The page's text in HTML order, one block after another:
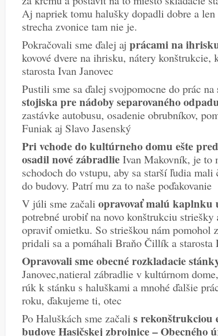
Aj napriek tomu halušky dopadli dobre a
strecha zvonice tam nie je.
Pokračovali sme ďalej aj prácami na
kovové dvere na ihrisku, nátery konštrukcie,
starosta Ivan Janovec
Pustili sme sa ďalej svojpomocne do prác na
stojiska pre nádoby separovaného
zastávke autobusu, osadenie obrubníkov,
Funiak aj Slavo Jasenský
Pri vchode do kultúrneho domu ešte
osadil nové zábradlieIvan Makovník, je to
schodoch do vstupu, aby sa starší ľudia
do budovy. Patrí mu za to naše poďakovanie
V júli sme začali opravovať malú kaplnku
potrebné urobiť na novo konštrukciu striešky
opraviť omietku. So strieškou nám pomohol
pridali sa a pomáhali Braňo Čillík a starosta
Opravovali sme obecné rozkladacie
Janovec,natieral zábradlie v kultúrnom
rúk k stánku s haluškami a mnohé ďalšie
roku, ďakujeme ti, otec
Po Haluškách sme začali s rekonštrukciou
budove Hasičskej zbrojnice – Obecného